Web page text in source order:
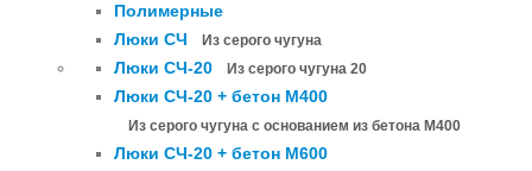
Полимерные
Люки СЧ
Из серого чугуна
Люки СЧ-20 Из серого чугуна 20
Люки СЧ-20 + бетон М400
Из серого чугуна с основанием из бетона М400
Люки СЧ-20 + бетон М600